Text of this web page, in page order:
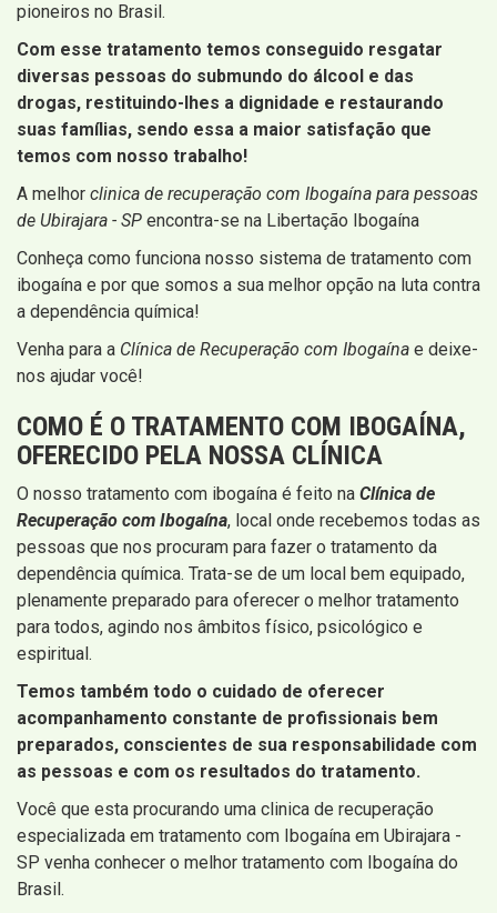
pioneiros no Brasil.
Com esse tratamento temos conseguido resgatar
diversas pessoas do submundo do álcool e das
drogas, restituindo-lhes a dignidade e restaurando
suas famílias, sendo essa a maior satisfação que
temos com nosso trabalho!
A melhor clinica de recuperação com Ibogaína para pessoas
de Ubirajara - SP encontra-se na Libertação Ibogaína
Conheça como funciona nosso sistema de tratamento com
ibogaína e por que somos a sua melhor opção na luta contra
a dependência química!
Venha para a Clínica de Recuperação com Ibogaína e deixe-
nos ajudar você!
COMO É O TRATAMENTO COM IBOGAÍNA,
OFERECIDO PELA NOSSA CLÍNICA
O nosso tratamento com ibogaína é feito na Clínica de
Recuperação com Ibogaína, local onde recebemos todas as
pessoas que nos procuram para fazer o tratamento da
dependência química. Trata-se de um local bem equipado,
plenamente preparado para oferecer o melhor tratamento
para todos, agindo nos âmbitos físico, psicológico e
espiritual.
Temos também todo o cuidado de oferecer
acompanhamento constante de profissionais bem
preparados, conscientes de sua responsabilidade com
as pessoas e com os resultados do tratamento.
Você que esta procurando uma clinica de recuperação
especializada em tratamento com Ibogaína em Ubirajara -
SP venha conhecer o melhor tratamento com Ibogaína do
Brasil.